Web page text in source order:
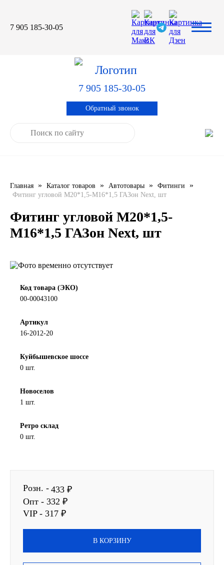
7 905 185-30-05
ELF
IDEMITSU
LIQUI MOLY
LUXE
MANNOL
MOTUL
OIL RIGHT
Petro Canada
SHELL
TOTACHI
TOTAL
Valvoline
Специальная оценка условий труда
Применяемость тормозных
Система контроля качества
Сертификация продукции
7 905 185-30-05
Обратный звонок
Главная » Каталог товаров » Автотовары » Фитинги »
Фитинг угловой М20*1,5-М16*1,5 ГАЗон Next, шт
Фитинг угловой М20*1,5-
М16*1,5 ГАЗон Next, шт
Код товара (ЭКО)
00-00043100
Артикул
16-2012-20
Куйбышевское шоссе
0 шт.
Новоселов
1 шт.
Ретро склад
0 шт.
Розн. - 433 ₽
Опт - 332 ₽
VIP - 317 ₽
В КОРЗИНУ